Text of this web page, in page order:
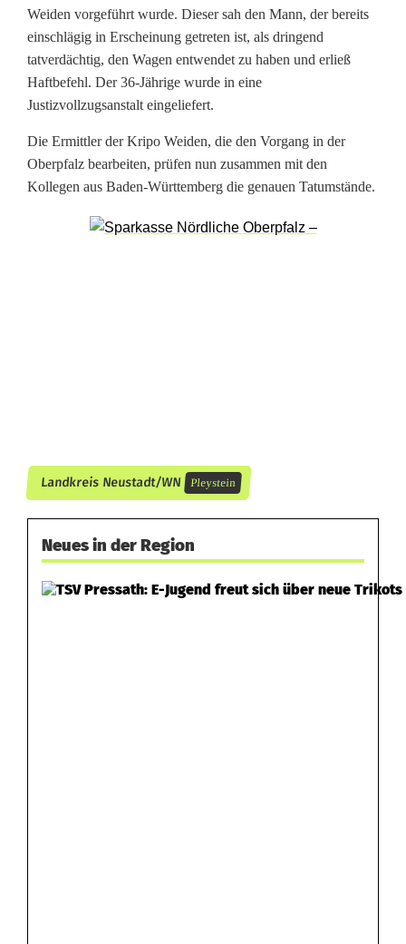
i
z
e
b
e
a
h
m
Weiden vorgeführt wurde. Dieser sah den Mann, der bereits
einschlägig in Erscheinung getreten ist, als dringend
tatverdächtig, den Wagen entwendet zu haben und erließ
Haftbefehl. Der 36-Jährige wurde in eine
Justizvollzugsanstalt eingeliefert.
Die Ermittler der Kripo Weiden, die den Vorgang in der
Oberpfalz bearbeiten, prüfen nun zusammen mit den
Kollegen aus Baden-Württemberg die genauen Tatumstände.
Landkreis Neustadt/WN Pleystein
Neues in der Region